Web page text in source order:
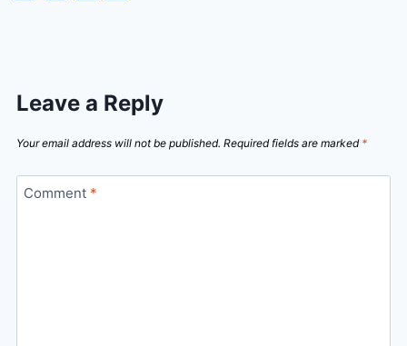
Leave a Reply
Your email address will not be published. Required fields are marked *
Comment *